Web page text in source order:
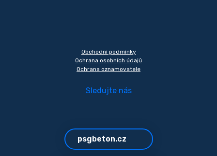
Obchodní podmínky
Ochrana osobních údajů
Ochrana oznamovatele
Sledujte nás
psgbeton.cz